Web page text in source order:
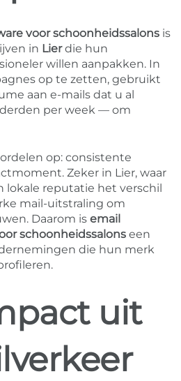
voor schoonheidssalons is
in Lierdie hun
willen aanpakken. In
op te zetten, gebruikt
aan e-mails dat u al
per week — om
op: consistente
Zeker in Lier, waar
lokale reputatie het verschil
mail-uitstraling om
Daarom is email
schoonheidssalons een
die hun merk
uit